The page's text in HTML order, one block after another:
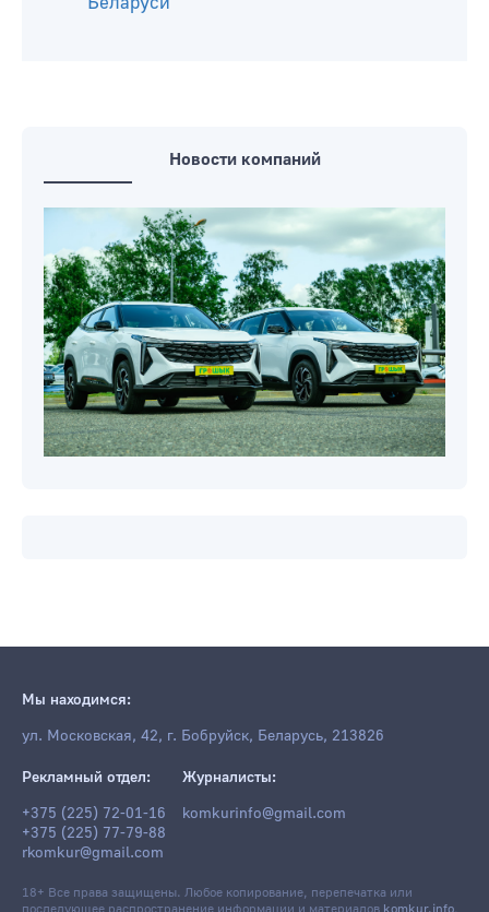
Новости компаний
Мы находимся:
ул. Московская, 42, г. Бобруйск, Беларусь, 213826
Рекламный отдел:
+375 (225) 72-01-16
+375 (225) 77-79-88
rkomkur@gmail.com
Журналисты:
komkurinfo@gmail.com
18+ Все права защищены. Любое копирование, перепечатка или